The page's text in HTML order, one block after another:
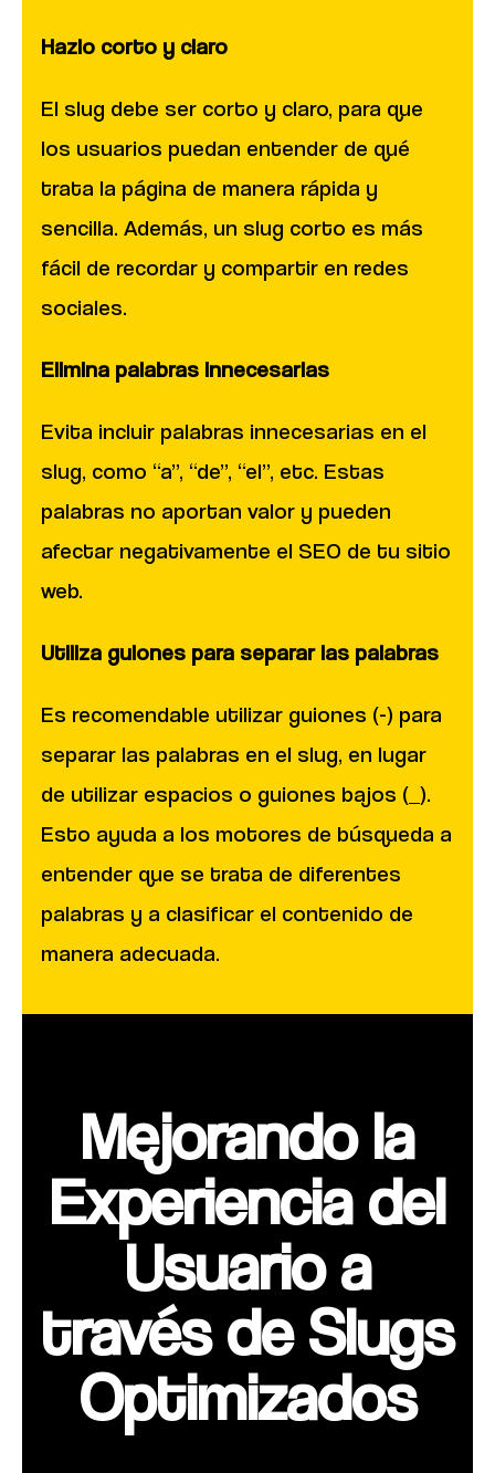
Hazlo corto y claro
El slug debe ser corto y claro, para que
los usuarios puedan entender de qué
trata la página de manera rápida y
sencilla. Además, un slug corto es más
fácil de recordar y compartir en redes
sociales.
Elimina palabras innecesarias
Evita incluir palabras innecesarias en el
slug, como “a”, “de”, “el”, etc. Estas
palabras no aportan valor y pueden
afectar negativamente el SEO de tu sitio
web.
Utiliza guiones para separar las palabras
Es recomendable utilizar guiones (-) para
separar las palabras en el slug, en lugar
de utilizar espacios o guiones bajos (_).
Esto ayuda a los motores de búsqueda a
entender que se trata de diferentes
palabras y a clasificar el contenido de
manera adecuada.
Mejorando la
Experiencia del
Usuario a
través de Slugs
Optimizados